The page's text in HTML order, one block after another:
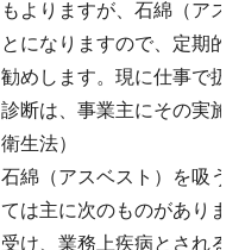
もよりますが、石綿（アス
とになりますので、定期的
勧めします。現に仕事で扱
診断は、事業主にその実施
衛生法）
石綿（アスベスト）を吸う
ては主に次のものがありま
受け、業務上疾病とされる